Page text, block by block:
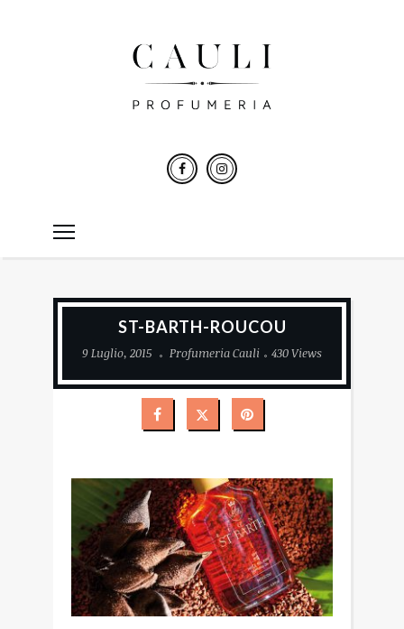
ST-BARTH-ROUCOU
9 Luglio, 2015 Profumeria Cauli 430 Views